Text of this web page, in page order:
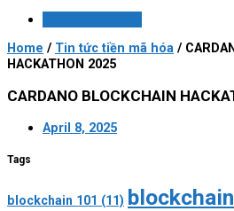
Home / Tin tức tiền mã hóa /
HACKATHON 2025
CARDANO BLOCKCHAIN
April 8, 2025
Tags
blockchain 101 (11)